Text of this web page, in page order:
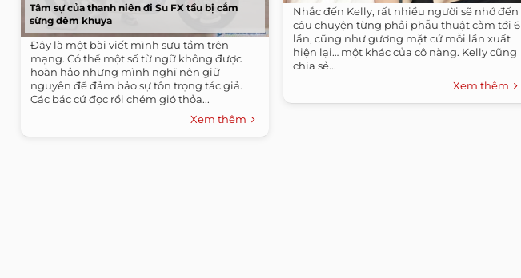
Tâm sự của thanh niên đi Su FX tầu bị cắm
sừng đêm khuya
Đây là một bài viết mình sưu tầm trên
mạng. Có thể một số từ ngữ không được
hoàn hảo nhưng mình nghĩ nên giữ
nguyên để đảm bảo sự tôn trọng tác giả.
Các bác cứ đọc rồi chém gió thỏa...
Xem thêm
Nhắc đến Kelly, rất nhiều người sẽ nhớ đến
câu chuyện từng phải phẫu thuật cằm tới 6
lần, cũng như gương mặt cứ mỗi lần xuất
hiện lại… một khác của cô nàng. Kelly cũng
chia sẻ...
Xem thêm